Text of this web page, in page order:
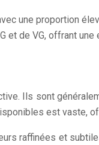
une proportion
de VG, offrant
Ils sont
est vaste,
raffinées et